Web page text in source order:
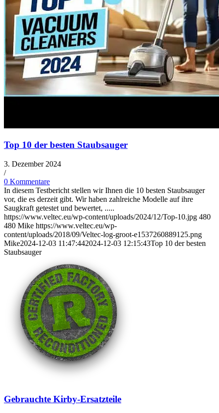
Top 10 der besten Staubsauger
3. Dezember 2024
/
0 Kommentare
In diesem Testbericht stellen wir Ihnen die 10 besten Staubsauger
vor, die es derzeit gibt. Wir haben zahlreiche Modelle auf ihre
Saugkraft getestet und bewertet, .....
https://www.veltec.eu/wp-content/uploads/2024/12/Top-10.jpg 480
480 Mike https://www.veltec.eu/wp-
content/uploads/2018/09/Veltec-log-groot-e1537260889125.png
Mike2024-12-03 11:47:442024-12-03 12:15:43Top 10 der besten
Staubsauger
Gebrauchte Kirby-Ersatzteile